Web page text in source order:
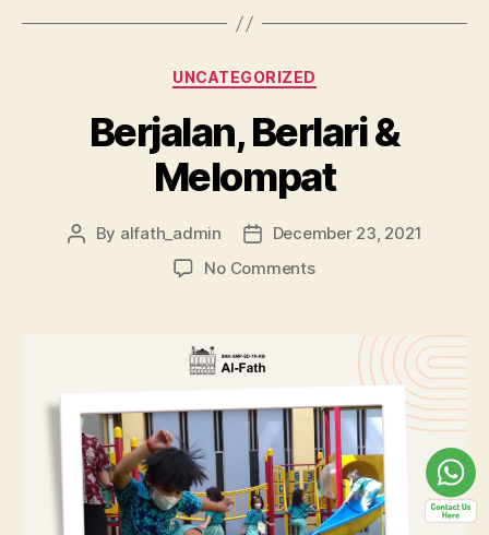
UNCATEGORIZED
Berjalan, Berlari &
Melompat
By alfath_admin
December 23, 2021
No Comments